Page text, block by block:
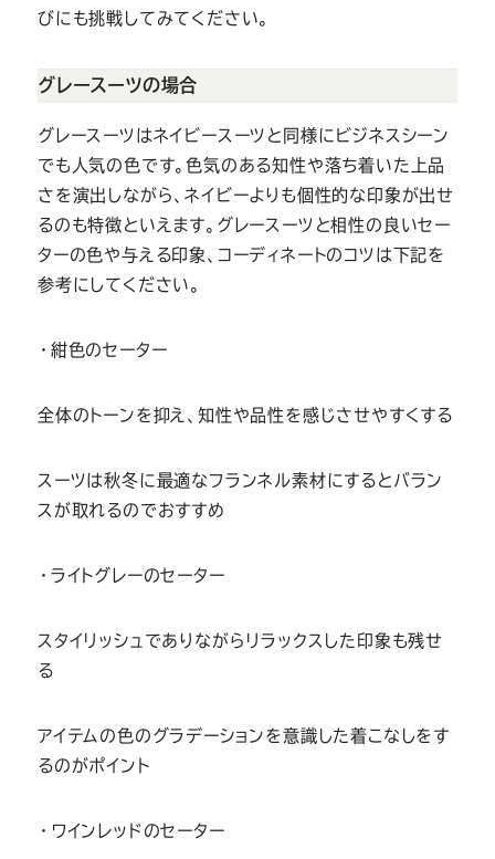
びにも挑戦してみてください。
グレースーツの場合
グレースーツはネイビースーツと同様にビジネスシーン
でも人気の色です。色気のある知性や落ち着いた上品
さを演出しながら、ネイビーよりも個性的な印象が出せ
るのも特徴といえます。グレースーツと相性の良いセー
ターの色や与える印象、コーディネートのコツは下記を
参考にしてください。
・紺色のセーター
全体のトーンを抑え、知性や品性を感じさせやすくする
スーツは秋冬に最適なフランネル素材にするとバラン
スが取れるのでおすすめ
・ライトグレーのセーター
スタイリッシュでありながらリラックスした印象も残せ
る
アイテムの色のグラデーションを意識した着こなしをす
るのがポイント
・ワインレッドのセーター